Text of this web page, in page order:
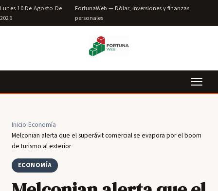
Lunes 10 De Agosto De
2026
FortunaWeb — Dólar, inversiones y finanzas
personales
Inicio Economía
Melconian alerta que el superávit comercial se evapora por el boom
de turismo al exterior
ECONOMÍA